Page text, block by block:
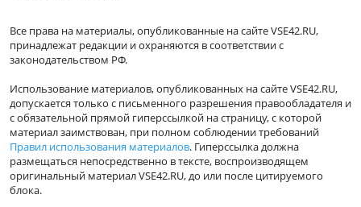
Все права на материалы, опубликованные на сайте VSE42.RU,
принадлежат редакции и охраняются в соответствии с
законодательством РФ.
Использование материалов, опубликованных на сайте VSE42.RU,
допускается только с письменного разрешения правообладателя и
с обязательной прямой гиперссылкой на страницу, с которой
материал заимствован, при полном соблюдении требований
Правил использования материалов. Гиперссылка должна
размещаться непосредственно в тексте, воспроизводящем
оригинальный материал VSE42.RU, до или после цитируемого
блока.